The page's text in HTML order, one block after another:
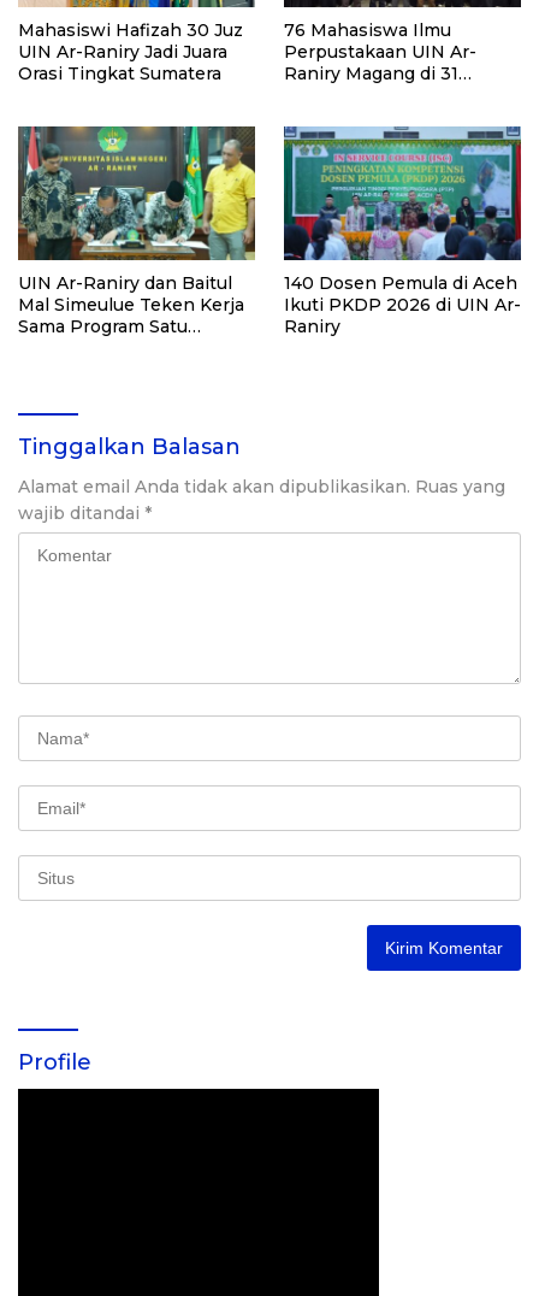
Mahasiswi Hafizah 30 Juz
UIN Ar-Raniry Jadi Juara
Orasi Tingkat Sumatera
76 Mahasiswa Ilmu
Perpustakaan UIN Ar-
Raniry Magang di 31
UIN Ar-Raniry dan Baitul
Mal Simeulue Teken Kerja
Sama Program Satu
140 Dosen Pemula di Aceh
Ikuti PKDP 2026 di UIN Ar-
Raniry
Tinggalkan Balasan
Alamat email Anda tidak akan dipublikasikan. Ruas yang
wajib ditandai *
Profile